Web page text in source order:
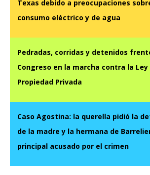
Texas debido a preocupaciones
consumo eléctrico y de agua
Pedradas, corridas y detenidos
Congreso en la marcha contra la Ley
Propiedad Privada
Caso Agostina: la querella pidió la
de la madre y la hermana de
principal acusado por el crimen